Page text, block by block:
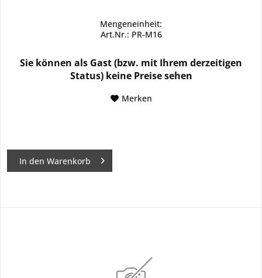
Mengeneinheit:
Art.Nr.: PR-M16
Sie können als Gast (bzw. mit Ihrem derzeitigen
Status) keine Preise sehen
Merken
In den Warenkorb